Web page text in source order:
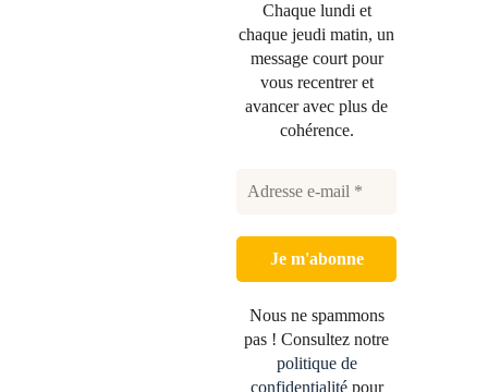
Chaque lundi et
chaque jeudi matin, un
message court pour
vous recentrer et
avancer avec plus de
cohérence.
Nous ne spammons
pas ! Consultez notre
politique de
confidentialitépour